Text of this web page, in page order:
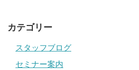
カテゴリー
スタッフブログ
セミナー案内